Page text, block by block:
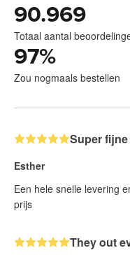
90.969
Totaal aantal
97%
Zou nogmaals bestellen
Super
Esther
Een hele snelle levering
prijs
They out